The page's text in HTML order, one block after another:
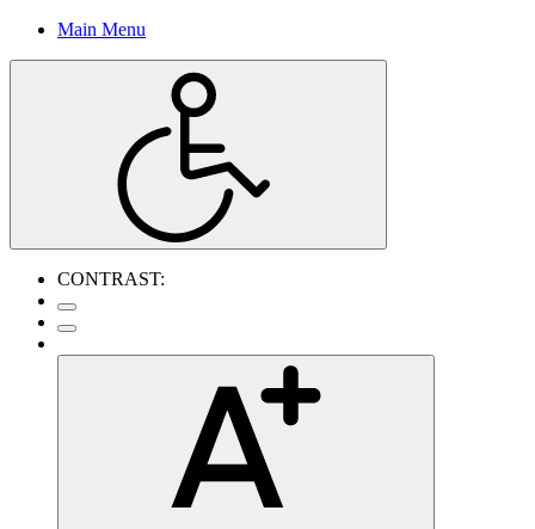
Main Menu
CONTRAST: